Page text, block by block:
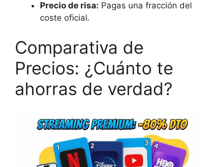
Precio de risa: Pagas una fracción del
coste oficial.
Comparativa de
Precios: ¿Cuánto te
ahorras de verdad?